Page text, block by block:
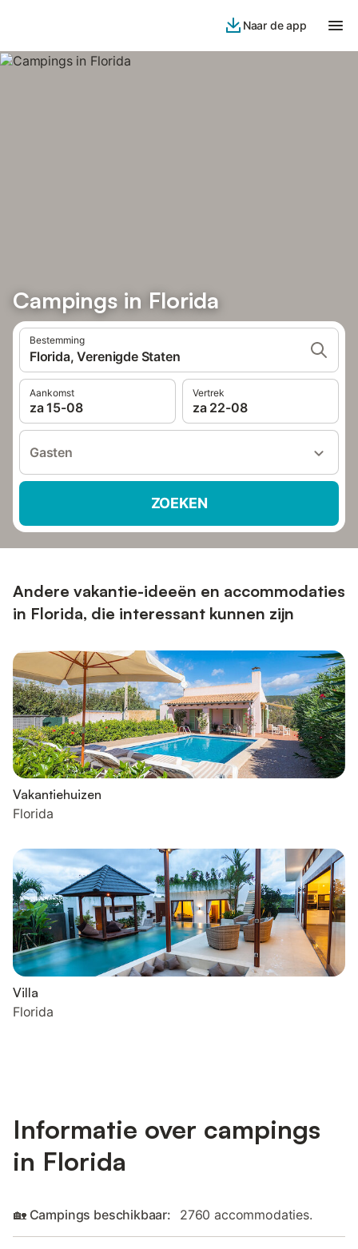
Naar de app
Campings in Florida
Bestemming
Florida, Verenigde Staten
Aankomst
za 15-08
Vertrek
za 22-08
Gasten
ZOEKEN
Andere vakantie-ideeën en accommodaties
in Florida, die interessant kunnen zijn
Vakantiehuizen
Florida
Villa
Florida
Informatie over campings
in Florida
🏡 Campings beschikbaar: 2760 accommodaties.